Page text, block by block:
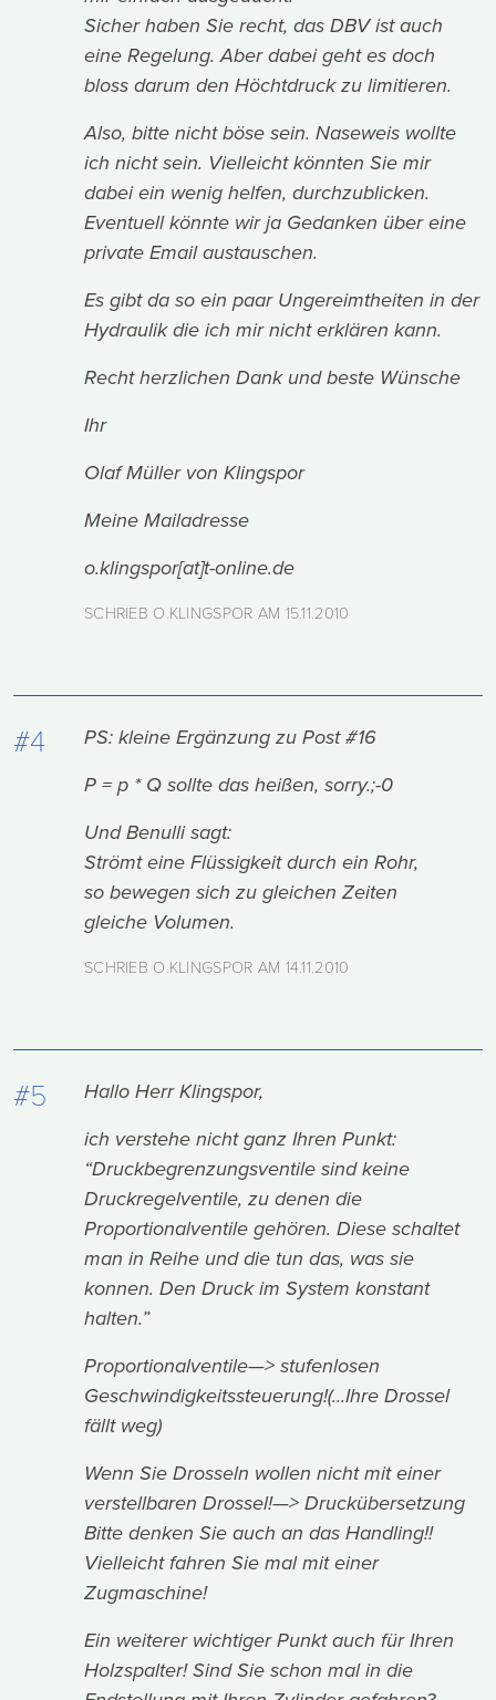
Sicher haben Sie recht, das DBV ist auch
eine Regelung. Aber dabei geht es doch
bloss darum den Höchtdruck zu limitieren.
Also, bitte nicht böse sein. Naseweis wollte
ich nicht sein. Vielleicht könnten Sie mir
dabei ein wenig helfen, durchzublicken.
Eventuell könnte wir ja Gedanken über eine
private Email austauschen.
Es gibt da so ein paar Ungereimtheiten in der
Hydraulik die ich mir nicht erklären kann.
Recht herzlichen Dank und beste Wünsche
Ihr
Olaf Müller von Klingspor
Meine Mailadresse
o.klingspor[at]t-online.de
SCHRIEB O.KLINGSPOR AM 15.11.2010
#4
PS: kleine Ergänzung zu Post #16
P = p * Q sollte das heißen, sorry.;-0
Und Benulli sagt:
Strömt eine Flüssigkeit durch ein Rohr,
so bewegen sich zu gleichen Zeiten
gleiche Volumen.
SCHRIEB O.KLINGSPOR AM 14.11.2010
#5
Hallo Herr Klingspor,
ich verstehe nicht ganz Ihren Punkt:
“Druckbegrenzungsventile sind keine
Druckregelventile, zu denen die
Proportionalventile gehören. Diese schaltet
man in Reihe und die tun das, was sie
konnen. Den Druck im System konstant
halten.”
Proportionalventile—> stufenlosen
Geschwindigkeitssteuerung!(...Ihre Drossel
fällt weg)
Wenn Sie Drosseln wollen nicht mit einer
verstellbaren Drossel!—> Druckübersetzung
Bitte denken Sie auch an das Handling!!
Vielleicht fahren Sie mal mit einer
Zugmaschine!
Ein weiterer wichtiger Punkt auch für Ihren
Holzspalter! Sind Sie schon mal in die